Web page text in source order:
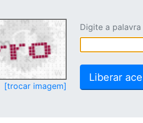
[trocar imagem]
Digite a